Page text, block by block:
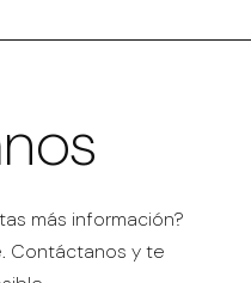
más información?
Contáctanos y te